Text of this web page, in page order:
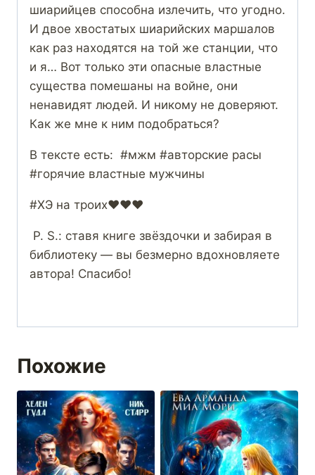
шиарийцев способна излечить, что угодно.
И двое хвостатых шиарийских маршалов
как раз находятся на той же станции, что
и я… Вот только эти опасные властные
существа помешаны на войне, они
ненавидят людей. И никому не доверяют.
Как же мне к ним подобраться?
В тексте есть: #мжм #авторские расы
#горячие властные мужчины
#ХЭ на троих‍❤️‍‍❤️‍‍❤️‍
P. S.: ставя книге звёздочки и забирая в
библиотеку — вы безмерно вдохновляете
автора! Спасибо!
Похожие